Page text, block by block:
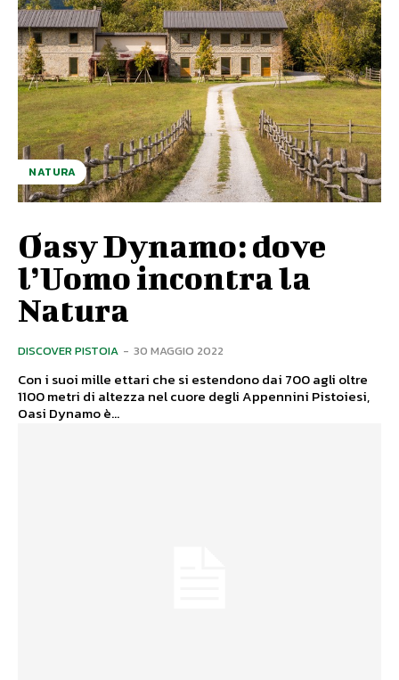
NATURA
Oasy Dynamo: dove
l’Uomo incontra la
Natura
DISCOVER PISTOIA - 30 MAGGIO 2022
Con i suoi mille ettari che si estendono dai 700 agli oltre
1100 metri di altezza nel cuore degli Appennini Pistoiesi,
Oasi Dynamo è...